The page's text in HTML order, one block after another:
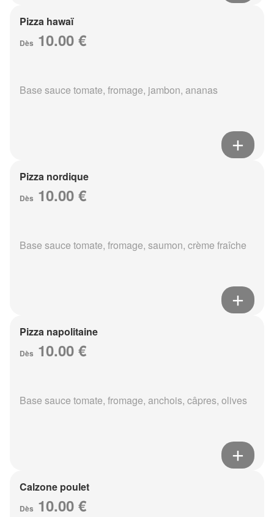
Pizza hawaï
Dès 10.00 €
Base sauce tomate, fromage, jambon, ananas
Pizza nordique
Dès 10.00 €
Base sauce tomate, fromage, saumon, crème fraîche
Pizza napolitaine
Dès 10.00 €
Base sauce tomate, fromage, anchois, câpres, olives
Calzone poulet
Dès 10.00 €